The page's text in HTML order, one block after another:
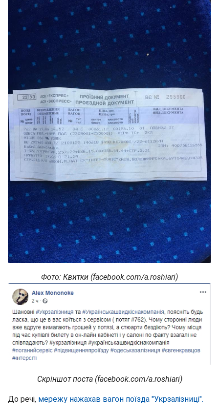
Фото: Квитки (facebook.com/a.roshiari)
Скріншот поста (facebook.com/a.roshiari)
До речі, мережу нажахав вагон поїзда "Укрзалізниці".